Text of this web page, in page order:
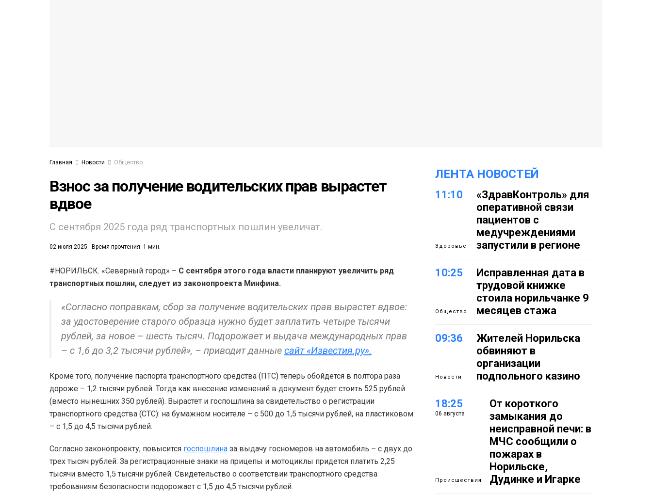
Главная Новости Общество
Взнос за получение водительских прав вырастет
вдвое
С сентября 2025 года ряд транспортных пошлин увеличат.
02 июля 2025 Время прочтения: 1 мин.
#НОРИЛЬСК. «Северный город» – С сентября этого года власти планируют увеличить ряд
транспортных пошлин, следует из законопроекта Минфина.
«Согласно поправкам, сбор за получение водительских прав вырастет вдвое:
за удостоверение старого образца нужно будет заплатить четыре тысячи
рублей, за новое – шесть тысяч. Подорожает и выдача международных прав
– с 1,6 до 3,2 тысячи рублей», – приводит данные сайт «Известия.ру».
Кроме того, получение паспорта транспортного средства (ПТС) теперь обойдется в полтора раза
дороже – 1,2 тысячи рублей. Тогда как внесение изменений в документ будет стоить 525 рублей
(вместо нынешних 350 рублей). Вырастет и госпошлина за свидетельство о регистрации
транспортного средства (СТС): на бумажном носителе – с 500 до 1,5 тысячи рублей, на пластиковом
– с 1,5 до 4,5 тысячи рублей.
Согласно законопроекту, повысится госпошлина за выдачу госномеров на автомобиль – с двух до
трех тысяч рублей. За регистрационные знаки на прицепы и мотоциклы придется платить 2,25
тысячи вместо 1,5 тысячи рублей. Свидетельство о соответствии транспортного средства
требованиям безопасности подорожает с 1,5 до 4,5 тысячи рублей.
ЛЕНТА НОВОСТЕЙ
11:10
Здоровье
«ЗдравКонтроль» для
оперативной связи
пациентов с
медучреждениями
запустили в регионе
10:25
Общество
Исправленная дата в
трудовой книжке
стоила норильчанке 9
месяцев стажа
09:36
Новости
Жителей Норильска
обвиняют в
организации
подпольного казино
18:25
06 августа
Происшествия
От короткого
замыкания до
неисправной печи: в
МЧС сообщили о
пожарах в
Норильске,
Дудинке и Игарке